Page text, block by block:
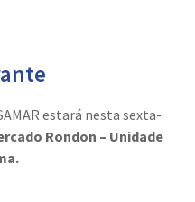
estará nesta sexta-
Rondon – Unidade
.